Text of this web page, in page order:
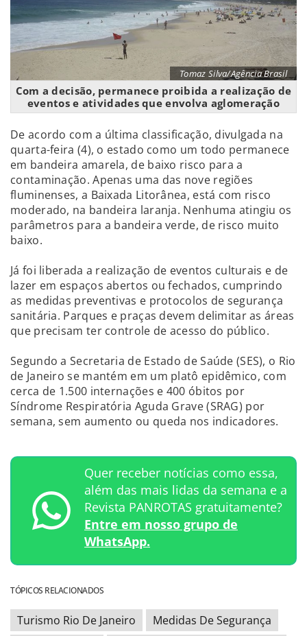
Tomaz Silva/Agência Brasil
Com a decisão, permanece proibida a realização de
eventos e atividades que envolva aglomeração
De acordo com a última classificação, divulgada na
quarta-feira (4), o estado como um todo permanece
em bandeira amarela, de baixo risco para a
contaminação. Apenas uma das nove regiões
fluminenses, a Baixada Litorânea, está com risco
moderado, na bandeira laranja. Nenhuma atingiu os
parâmetros para a bandeira verde, de risco muito
baixo.
Já foi liberada a realização de eventos culturais e de
lazer em espaços abertos ou fechados, cumprindo
as medidas preventivas e protocolos de segurança
sanitária. Parques e praças devem delimitar as áreas
que precisam ter controle de acesso do público.
Segundo a Secretaria de Estado de Saúde (SES), o Rio
de Janeiro se mantém em um platô epidêmico, com
cerca de 1.500 internações e 400 óbitos por
Síndrome Respiratória Aguda Grave (SRAG) por
semana, sem aumento ou queda nos indicadores.
Quer receber notícias como essa,
além das mais lidas da semana e a
Revista PANROTAS gratuitamente?
Entre em nosso grupo de
WhatsApp.
TÓPICOS RELACIONADOS
Turismo Rio De Janeiro Medidas De Segurança